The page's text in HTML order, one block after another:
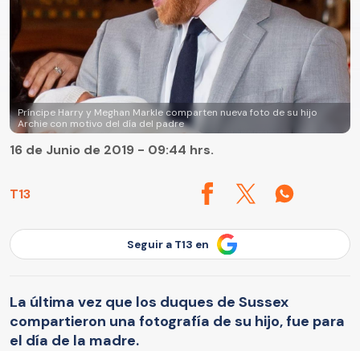
Príncipe Harry y Meghan Markle comparten nueva foto de su hijo
Archie con motivo del día del padre
T13
16 de Junio de 2019 - 09:44 hrs.
Seguir a T13 en
La última vez que los duques de Sussex
compartieron una fotografía de su hijo, fue para
el día de la madre.